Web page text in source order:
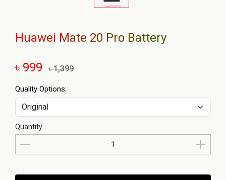
Huawei Mate 20 Pro Battery
৳ 999 ৳ 1,399
Quality Options:
Quantity